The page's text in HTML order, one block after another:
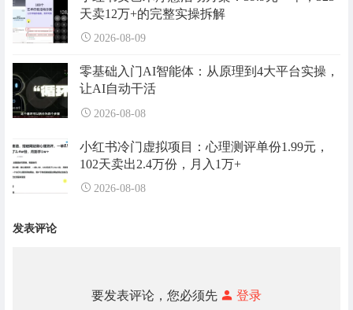
天卖12万+的完整实操拆解
2026-08-09
零基础入门AI智能体：从原理到4大平台实操，
让AI自动干活
2026-08-08
小红书冷门虚拟项目：心理测评单份1.99元，
102天卖出2.4万份，月入1万+
2026-08-08
发表评论
要发表评论，您必须先 登录